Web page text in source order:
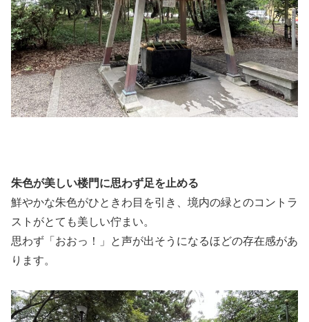
朱色が美しい楼門に思わず足を止める
鮮やかな朱色がひときわ目を引き、境内の緑とのコントラ
ストがとても美しい佇まい。
思わず「おおっ！」と声が出そうになるほどの存在感があ
ります。